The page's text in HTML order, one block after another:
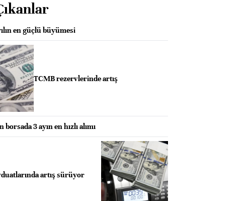
en güçlü büyümesi
TCMB rezervlerinde artış
borsada 3 ayın en hızlı alımı
artış sürüyor